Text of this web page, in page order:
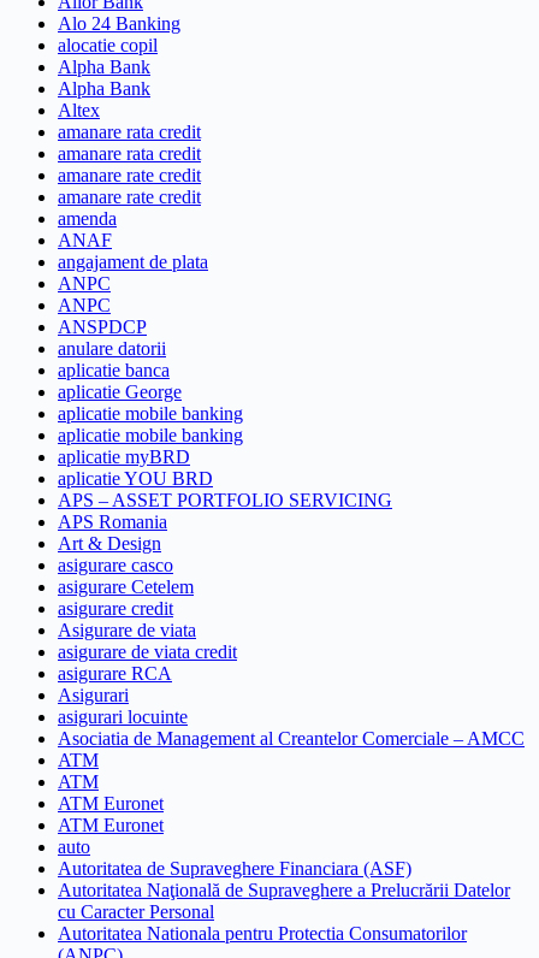
Alo 24 Banking
alocatie copil
Alpha Bank
Alpha Bank
Altex
amanare rata credit
amanare rata credit
amanare rate credit
amanare rate credit
amenda
ANAF
angajament de plata
ANPC
ANPC
ANSPDCP
anulare datorii
aplicatie banca
aplicatie George
aplicatie mobile banking
aplicatie mobile banking
aplicatie myBRD
aplicatie YOU BRD
APS – ASSET PORTFOLIO SERVICING
APS Romania
Art & Design
asigurare casco
asigurare Cetelem
asigurare credit
Asigurare de viata
asigurare de viata credit
asigurare RCA
Asigurari
asigurari locuinte
Asociatia de Management al Creantelor Comerciale – AMCC
ATM
ATM
ATM Euronet
ATM Euronet
auto
Autoritatea de Supraveghere Financiara (ASF)
Autoritatea Naţională de Supraveghere a Prelucrării Datelor
cu Caracter Personal
Autoritatea Nationala pentru Protectia Consumatorilor